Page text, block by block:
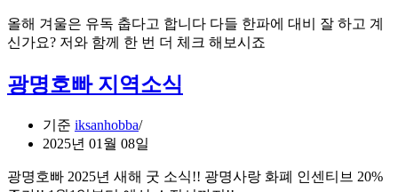
올해 겨울은 유독 춥다고 합니다 다들 한파에 대비 잘 하고 계
신가요? 저와 함께 한 번 더 체크 해보시죠
광명호빠 지역소식
기준 iksanhobba
2025년 01월 08일
광명호빠 2025년 새해 굿 소식!! 광명사랑 화폐 인센티브 20%